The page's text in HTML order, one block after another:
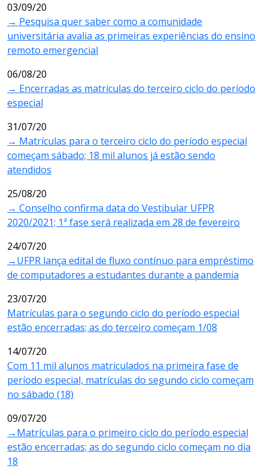
03/09/20
→ Pesquisa quer saber como a comunidade
universitária avalia as primeiras experiências do ensino
remoto emergencial
06/08/20
→ Encerradas as matrículas do terceiro ciclo do período
especial
31/07/20
→ Matrículas para o terceiro ciclo do período especial
começam sábado; 18 mil alunos já estão sendo
atendidos
25/08/20
→ Conselho confirma data do Vestibular UFPR
2020/2021; 1ª fase será realizada em 28 de fevereiro
24/07/20
→UFPR lança edital de fluxo contínuo para empréstimo
de computadores a estudantes durante a pandemia
23/07/20
Matrículas para o segundo ciclo do período especial
estão encerradas; as do terceiro começam 1/08
14/07/20
Com 11 mil alunos matriculados na primeira fase de
período especial, matrículas do segundo ciclo começam
no sábado (18)
09/07/20
→Matrículas para o primeiro ciclo do período especial
estão encerradas; as do segundo ciclo começam no dia
18